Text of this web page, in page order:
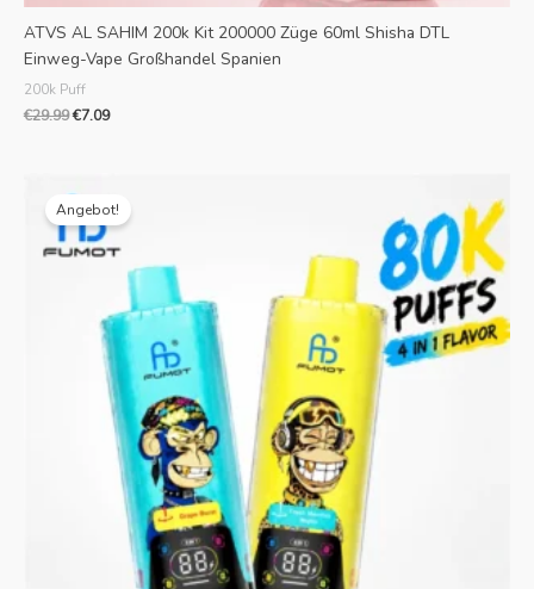
ATVS AL SAHIM 200k Kit 200000 Züge 60ml Shisha DTL
Einweg-Vape Großhandel Spanien
200k Puff
€29.99€7.09
Angebot!
war:
€35.99.
Preis
ist: